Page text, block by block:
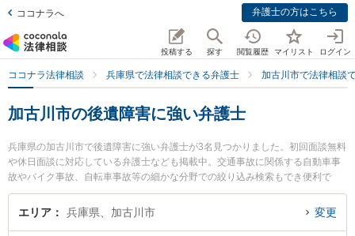
ココナラへ 弁護士の方はこちら
投稿する 探す 閲覧履歴 マイリスト ログイン
ココナラ法律相談 兵庫県で法律相談できる弁護士 加古川市で法律相談
加古川市の後遺障害に強い弁護士
兵庫県の加古川市で後遺障害に強い弁護士が3名見つかりました。初回面談無料
や休日面談に対応している弁護士なども掲載中。交通事故に関係する自動車事
故やバイク事故、自転車事故等の細かな分野での絞り込み検索もでき便利で
す。特に加古川パートナー法律事務所の長尾 一樹弁護士やつつじの総合法律事
務所の中森 真紀子弁護士、加古川総合法律事務所の北川 芳典弁護士のプロフィ
エリア 兵庫県、加古川市 変更